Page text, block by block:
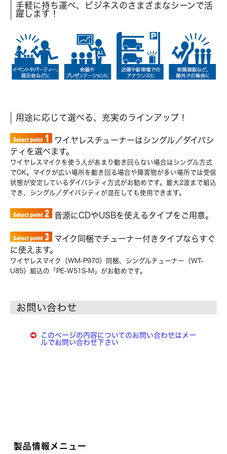
手軽に持ち運べ、ビジネスのさまざまなシーンで活
躍します！
用途に応じて選べる、充実のラインアップ！
ワイヤレスチューナーはシングル／ダイバシ
ティを選べます。
ワイヤレスマイクを使う人があまり動き回らない場合はシングル方式
でOK。マイクが広い場所を動き回る場合や障害物が多い場所では受信
状態が安定しているダイバシティ方式がお勧めです。最大2波まで組込
でき、シングル／ダイバシティが混在しても使用できます。
音源にCDやUSBを使えるタイプをご用意。
マイク同梱でチューナー付きタイプならすぐ
に使えます。
ワイヤレスマイク（WM-P970）同梱、シングルチューナー（WT-
U85）組込の「PE-W51S-M」がお勧めです。
お問い合わせ
このページの内容についてのお問い合わせはメー
ルでお問い合わせ下さい
製品情報メニュー